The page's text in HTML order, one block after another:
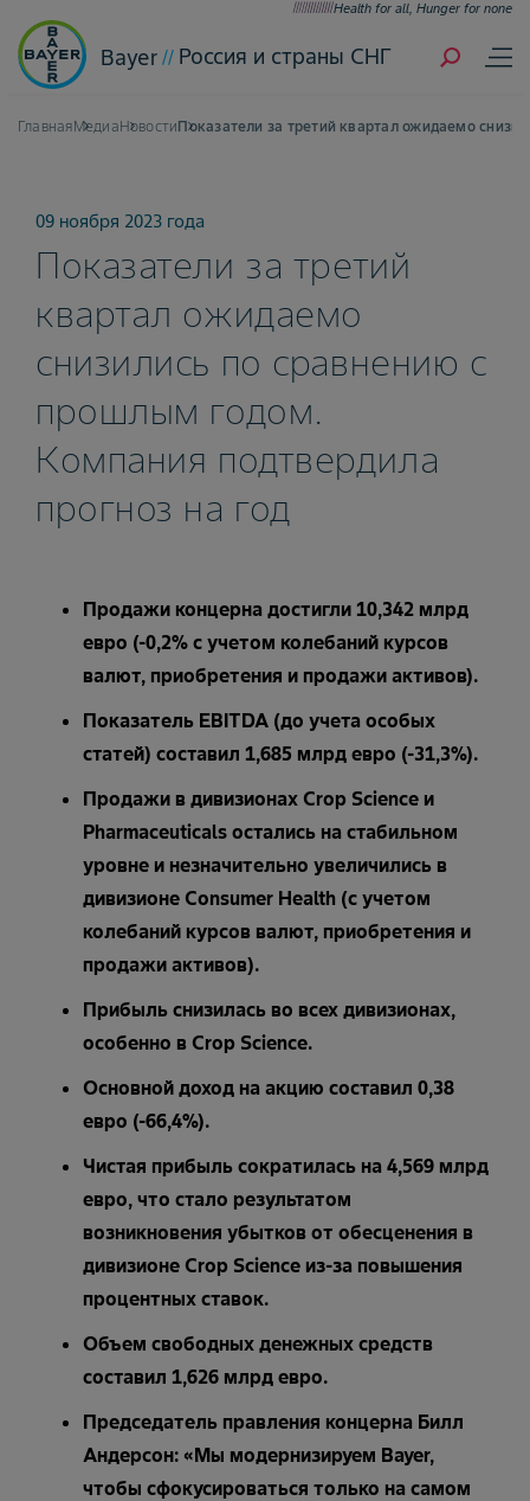
Health for all, Hunger for none
Bayer Россия и страны СНГ
ГлавнаяМедиаНовостиПоказатели за третий квартал ожидаемо
09 ноября 2023 года
Показатели за третий
квартал ожидаемо
снизились по сравнению с
прошлым годом.
Компания подтвердила
прогноз на год
Продажи концерна достигли 10,342 млрд
евро (-0,2% с учетом колебаний курсов
валют, приобретения и продажи активов).
Показатель EBITDA (до учета особых
статей) составил 1,685 млрд евро (-31,3%).
Продажи в дивизионах Crop Science и
Pharmaceuticals остались на стабильном
уровне и незначительно увеличились в
дивизионе Consumer Health (с учетом
колебаний курсов валют, приобретения и
продажи активов).
Прибыль снизилась во всех дивизионах,
особенно в Crop Science.
Основной доход на акцию составил 0,38
евро (-66,4%).
Чистая прибыль сократилась на 4,569 млрд
евро, что стало результатом
возникновения убытков от обесценения в
дивизионе Crop Science из-за повышения
процентных ставок.
Объем свободных денежных средств
составил 1,626 млрд евро.
Председатель правления концерна Билл
Андерсон: «Мы модернизируем Bayer,
чтобы сфокусироваться только на самом